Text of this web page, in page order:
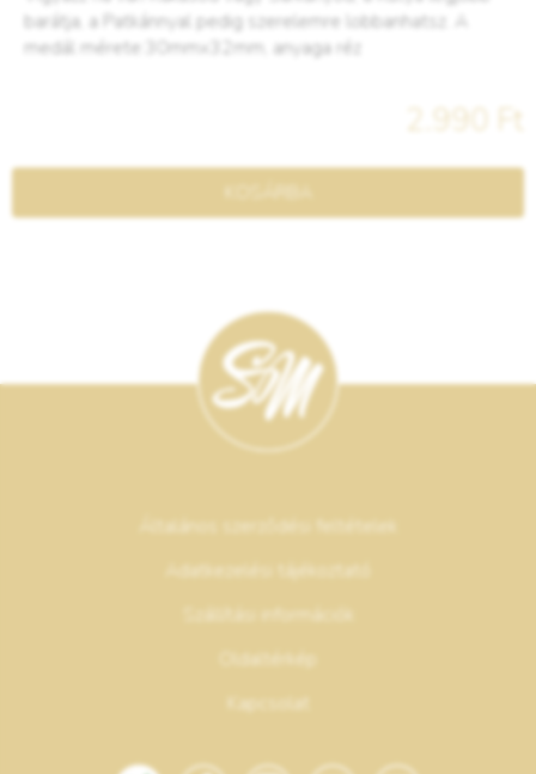
barátja, a Patkánnyal pedig szerelemre lobbanhatsz. A
medál mérete:30mmx32mm, anyaga réz
2.990 Ft
Általános szerződési feltételek
Adatkezelési tájékoztató
Szállítási információk
Oldaltérkép
Kapcsolat